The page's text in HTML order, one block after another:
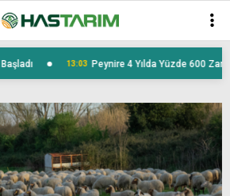
13:03 Peynire 4 Yılda Yüzde 600 Zam Geldi